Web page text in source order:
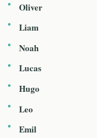
Oliver
Liam
Noah
Lucas
Hugo
Leo
Emil